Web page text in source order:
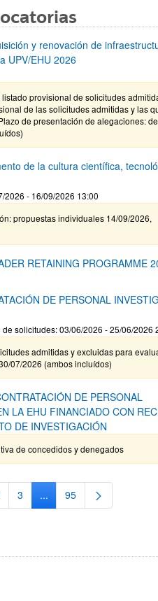
y renovación de
UPV/EHU 2026
provisional de solicitudes
de las solicitudes admitidas y las
de presentación de alegaciones:
de la cultura científica,
2026 - 16/09/2026 13:00
propuestas individuales 14/09/2026,
RETAINING PROGRAMME
DE PERSONAL
solicitudes: 03/06/2026 - 25/06/2026
admitidas y excluidas para
07/2026 (ambos incluídos)
DE PERSONAL
LA EHU FINANCIADO CON
DE INVESTIGACIÓN
de concedidos y denegados
Página
3 ...Páginas intermedias
Página
95